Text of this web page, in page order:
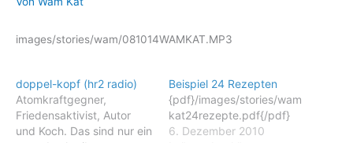
images/stories/wam/081014WAMKAT.MP3
doppel-kopf (hr2 radio)
Atomkraftgegner,
Friedensaktivist, Autor
und Koch. Das sind nur ein
Beispiel 24 Rezepten
{pdf}/images/stories/wam
kat24rezepte.pdf{/pdf}
6. Dezember 2010